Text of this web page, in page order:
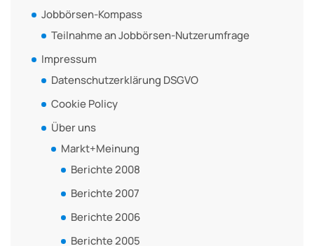
Jobbörsen-Kompass
Teilnahme an Jobbörsen-Nutzerumfrage
Impressum
Datenschutzerklärung DSGVO
Cookie Policy
Über uns
Markt+Meinung
Berichte 2008
Berichte 2007
Berichte 2006
Berichte 2005